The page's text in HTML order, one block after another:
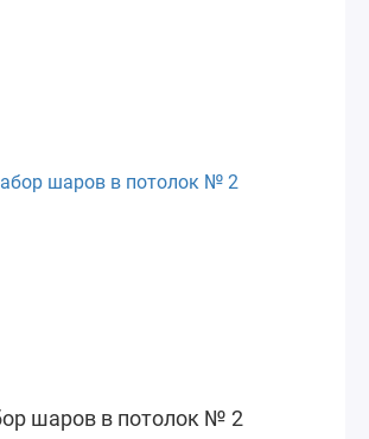
шаров в потолок № 2